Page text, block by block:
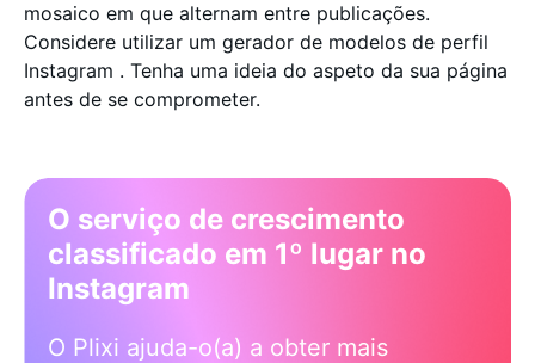
mosaico em que alternam entre publicações.
Considere utilizar um gerador de modelos de perfil
Instagram . Tenha uma ideia do aspeto da sua página
antes de se comprometer.
O serviço de crescimento
classificado em 1º lugar no
Instagram
O Plixi ajuda-o(a) a obter mais